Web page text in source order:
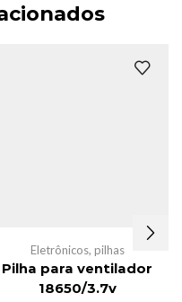
Eletrônicos, pilhas
Pilha para ventilador
18650/3.7v